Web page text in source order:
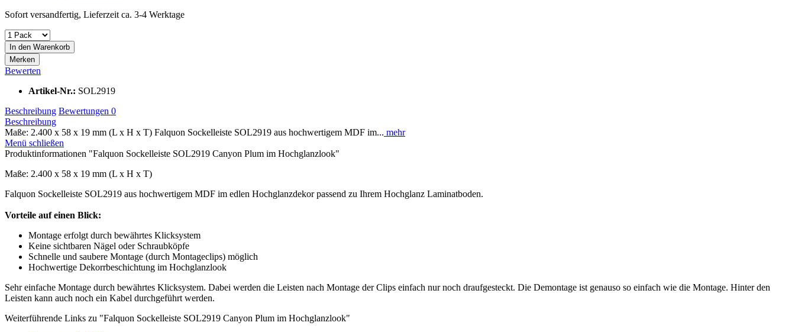
Sofort versandfertig, Lieferzeit ca. 3-4 Werktage
In den Warenkorb
Merken
Bewerten
Artikel-Nr.: SOL2919
Beschreibung Bewertungen 0
Beschreibung
Maße: 2.400 x 58 x 19 mm (L x H x T) Falquon Sockelleiste SOL2919 aus hochwertigem MDF im... mehr
Menü schließen
Produktinformationen "Falquon Sockelleiste SOL2919 Canyon Plum im Hochglanzlook"
Maße: 2.400 x 58 x 19 mm (L x H x T)
Falquon Sockelleiste SOL2919 aus hochwertigem MDF im edlen Hochglanzdekor passend zu Ihrem Hochglanz Laminatboden.
Vorteile auf einen Blick:
Montage erfolgt durch bewährtes Klicksystem
Keine sichtbaren Nägel oder Schraubköpfe
Schnelle und saubere Montage (durch Montageclips) möglich
Hochwertige Dekorrbeschichtung im Hochglanzlook
Sehr einfache Montage durch bewährtes Klicksystem. Dabei werden die Leisten nach Montage der Clips einfach nur noch draufgesteckt. Die Demontage ist genauso so einfach wie die Montage. Hinter den
Leisten kann auch noch ein Kabel durchgeführt werden.
Weiterführende Links zu "Falquon Sockelleiste SOL2919 Canyon Plum im Hochglanzlook"